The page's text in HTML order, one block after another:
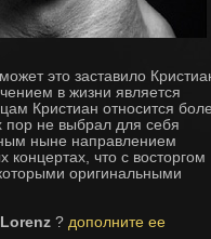
это заставило
в жизни является
Кристиан относится
пор не выбрал для себя
ныне направлением
что с восторгом
оригинальными
? дополните ее